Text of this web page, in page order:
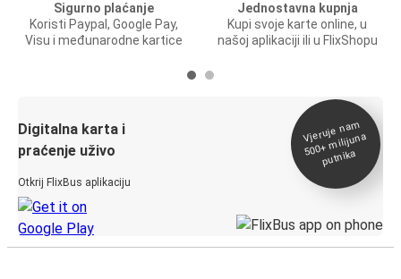
Sigurno plaćanje
Koristi Paypal, Google Pay,
Visu i međunarodne kartice
Jednostavna kupnja
Kupi svoje karte online, u
našoj aplikaciji ili u FlixShopu
Digitalna karta i
praćenje uživo
Otkrij FlixBus aplikaciju
Vjeruje na
m
500+
milijuna
putnika